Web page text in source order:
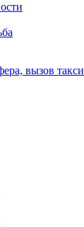
вызов такси